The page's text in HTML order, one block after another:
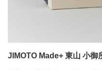
JIMOTO Made+ 東山 小